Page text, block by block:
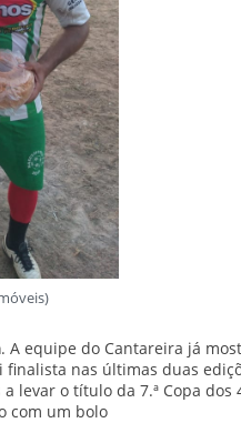
. A equipe do Cantareira já
nas últimas duas
levar o título da 7.ª Copa dos
com um bolo